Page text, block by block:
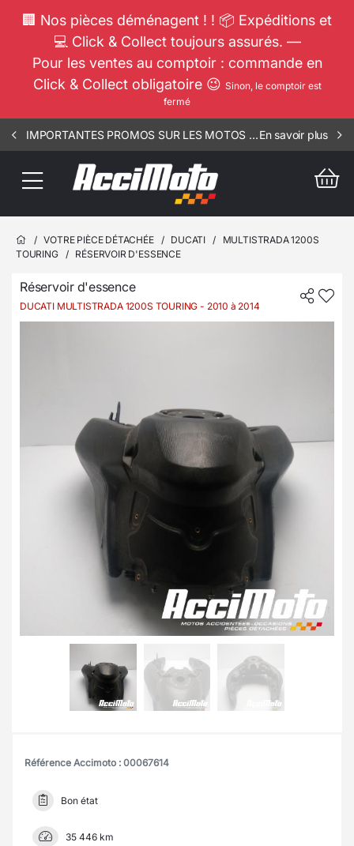
🏢 Nos pièces déménagent ! ! 📦 Expéditions et
💻 Click & Collect toujours assurés. —
Pour les ventes au comptoir : commande en
Click & Collect obligatoire 😉 Sinon, le comptoir est
fermé
IMPORTANTES PROMOS SUR LES MOTOS COMPLETES !!! CONSULTEZ NOS ANNONCES ----- ELEC - RIV - 3106En savoir plus
/ VOTRE PIÈCE DÉTACHÉE / DUCATI /
MULTISTRADA 1200S
TOURING
/ RÉSERVOIR D'ESSENCE
Réservoir d'essence
DUCATI MULTISTRADA 1200S TOURING - 2010 à 2014
Référence Accimoto : 00067614
Bon état
35 446 km